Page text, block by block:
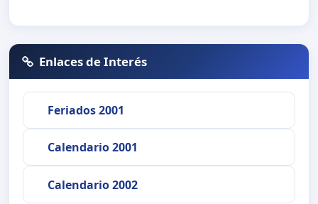
Enlaces de Interés
Feriados 2001
Calendario 2001
Calendario 2002